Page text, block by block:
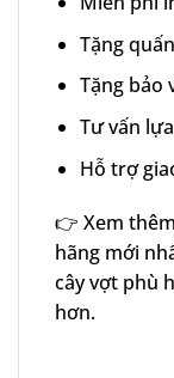
Tặng
Tặng bảo
Tư vấn
Hỗ trợ
👉 Xem
hãng mới
cây vợt phù
hơn.